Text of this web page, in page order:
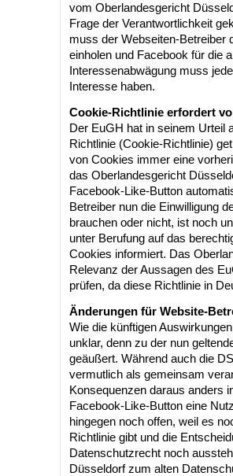
vom Oberlandesgericht
Frage der Verantwortlichkeit
muss der Webseiten-Betreiber
einholen und Facebook für die
Interessenabwägung muss
Interesse haben.
Cookie-Richtlinie erfordert
Der EuGH hat in seinem Urteil
Richtlinie (Cookie-Richtlinie)
von Cookies immer eine
das Oberlandesgericht
Facebook-Like-Button
Betreiber nun die Einwilligung
brauchen oder nicht, ist noch
unter Berufung auf das
Cookies informiert. Das
Relevanz der Aussagen des
prüfen, da diese Richtlinie in
Änderungen für Website-
Wie die künftigen
unklar, denn zu der nun
geäußert. Während auch die
vermutlich als gemeinsam
Konsequenzen daraus anders
Facebook-Like-Button eine
hingegen noch offen, weil es
Richtlinie gibt und die
Datenschutzrecht noch
Düsseldorf zum alten